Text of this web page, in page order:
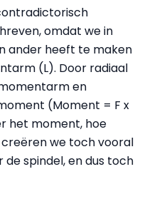
omdat we in
ander heeft te maken
(L). Door radiaal
en
(Moment = F x
het moment, hoe
we toch vooral
spindel, en dus toch